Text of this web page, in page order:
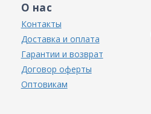
О нас
Контакты
Доставка и оплата
Гарантии и возврат
Договор оферты
Оптовикам